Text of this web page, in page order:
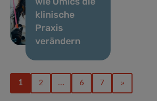
klinische
Praxis
verändern
1 2 … 6 7 »